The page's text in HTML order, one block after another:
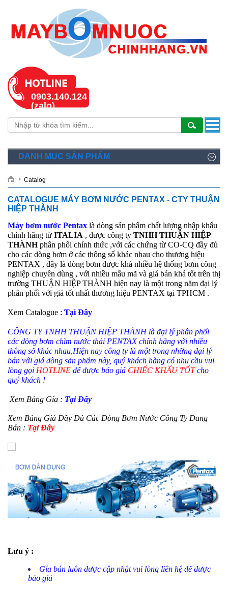
0903.140.124
(zalo)
DANH MỤC SẢN PHẨM
Catalog
CATALOGUE MÁY BƠM NƯỚC PENTAX - CTY THUẬN
HIỆP THÀNH
Máy bơm nước Pentax là dòng sản phẩm chất lượng nhập khẩu
chính hãng từ ITALIA , được công ty TNHH THUẬN HIỆP
THÀNHphân phối chính thức ,với các chứng từ CO-CQ đầy đủ
cho các dòng bơm ở các thông số khác nhau cho thương hiệu
PENTAX , đây là dòng bơm được khá nhiều hệ thống bơm công
nghiệp chuyên dùng , với nhiều mẫu mã và giá bán khá tốt trên thị
trường THUẬN HIỆP THÀNH hiện nay là một trong năm đại lý
phân phối với giá tốt nhất thương hiệu PENTAX tại TPHCM .
Xem Catalogue : Tại Đây
CÔNG TY TNHH THUẬN HIỆP THÀNH là đại lý phân phối
các dòng bơm chìm nước thải PENTAX chính hãng với nhiều
thông số khác nhau,Hiện nay công ty là một trong những đại lý
bán với giá dòng sản phẩm này, quý khách hàng có nhu cầu vui
lòng gọi HOTLINE để được báo giá CHIẾC KHẤU TỐTcho
quý khách !
Xem Bảng Gía : Tại Đây
Xem Bảng Giá Đầy Đủ Các Dòng Bơm Nước Công Ty Đang
Bán : Tại Đây
Lưu ý :
Gía bán luôn được cập nhật vui lòng liên hệ để được
báo giá